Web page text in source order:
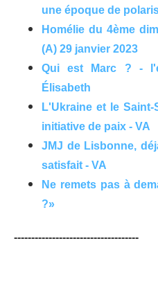
une époque de
Homélie du 4ème
(A) 29 janvier 2023
Qui est Marc ? -
Élisabeth
L'Ukraine et le
initiative de paix - VA
JMJ de Lisbonne,
satisfait - VA
Ne remets pas à
?»
------------------------------------